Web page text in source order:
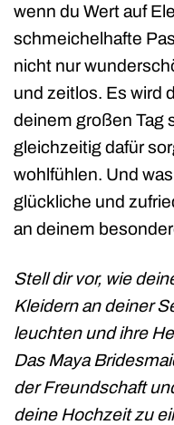
wenn du Wert auf
schmeichelhafte
nicht nur
und zeitlos. Es wird
deinem großen Tag
gleichzeitig dafür
wohlfühlen. Und
glückliche und
an deinem
Stell dir vor, wie
Kleidern an deiner
leuchten und ihre
Das Maya
der Freundschaft
deine Hochzeit zu